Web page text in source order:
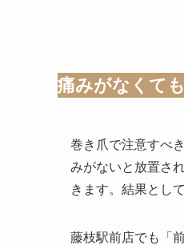
痛みがなくて
巻き爪で注意すべ
みがないと放置さ
きます。結果とし
藤枝駅前店でも「